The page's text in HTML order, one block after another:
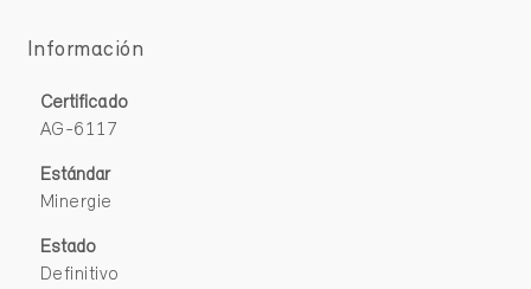
Información
Certificado
AG-6117
Estándar
Minergie
Estado
Definitivo